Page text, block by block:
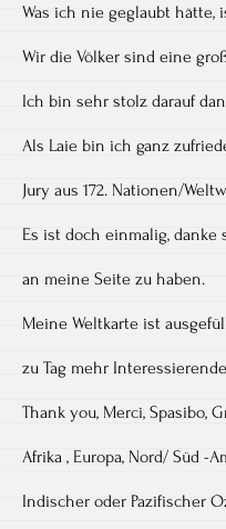
Was ich nie geglaubt hätte,
Wir die Völker sind eine
Ich bin sehr stolz darauf
Als Laie bin ich ganz
Jury aus 172. Nationen/
Es ist doch einmalig, danke
an meine Seite zu haben.
Meine Weltkarte ist
zu Tag mehr
Thank you, Merci, Spasibo,
Afrika , Europa, Nord/ Süd -
Indischer oder Pazifischer